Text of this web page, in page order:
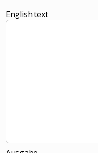
English text